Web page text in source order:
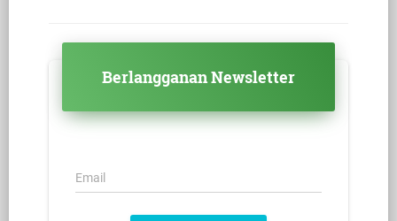
Berlangganan Newsletter
Email